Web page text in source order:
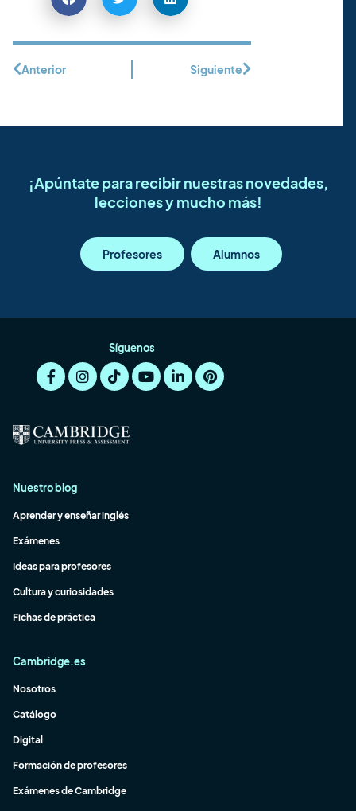
Anterior Siguiente
¡Apúntate para recibir nuestras novedades,
lecciones y mucho más!
Profesores Alumnos
Síguenos
Nuestro blog
Aprender y enseñar inglés
Exámenes
Ideas para profesores
Cultura y curiosidades
Fichas de práctica
Cambridge.es
Nosotros
Catálogo
Digital
Formación de profesores
Exámenes de Cambridge